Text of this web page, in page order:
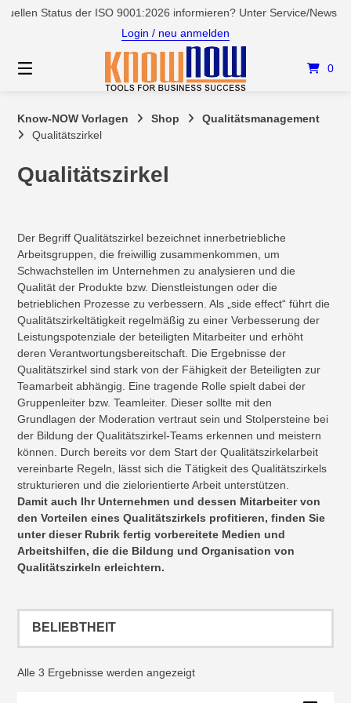
SpringenStatus der ISO 9001:2026 informieren? Unter Service/News
Login / neu anmelden
0
Know-NOW Vorlagen Shop
Qualitätsmanagement
Qualitätszirkel
Qualitätszirkel
Der Begriff Qualitätszirkel bezeichnet innerbetriebliche
Arbeitsgruppen, die freiwillig zusammenkommen, um
Schwachstellen im Unternehmen zu analysieren und die
Qualität der Produkte bzw. Dienstleistungen oder die
betrieblichen Prozesse zu verbessern. Als „side effect“ führt die
Qualitätszirkeltätigkeit regelmäßig zu einer Verbesserung der
Leistungspotenziale der beteiligten Mitarbeiter und erhöht
deren Verantwortungsbereitschaft. Die Ergebnisse der
Qualitätszirkel sind stark von der Fähigkeit der Beteiligten zur
Teamarbeit abhängig. Eine tragende Rolle spielt dabei der
Gruppenleiter bzw. Teamleiter. Dieser sollte mit den
Grundlagen der Moderation vertraut sein und Stolpersteine bei
der Bildung der Qualitätszirkel-Teams erkennen und meistern
können. Durch bereits vor dem Start der Qualitätszirkelarbeit
vereinbarte Regeln, lässt sich die Tätigkeit des Qualitätszirkels
strukturieren und die zielorientierte Arbeit unterstützen.
Damit auch Ihr Unternehmen und dessen Mitarbeiter von
den Vorteilen eines Qualitätszirkels profitieren, finden Sie
unter dieser Rubrik fertig vorbereitete Medien und
Arbeitshilfen, die die Bildung und Organisation von
Qualitätszirkeln erleichtern.
Alle 3 Ergebnisse werden angezeigtNach